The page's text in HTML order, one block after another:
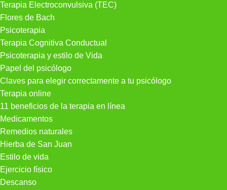
Terapia Electroconvulsiva (TEC)
Flores de Bach
Psicoterapia
Terapia Cognitiva Conductual
Psicoterapia y estilo de Vida
Papel del psicólogo
Claves para elegir correctamente a tu psicólogo
Terapia online
11 beneficios de la terapia en línea
Medicamentos
Remedios naturales
Hierba de San Juan
Estilo de vida
Ejercicio físico
Descanso